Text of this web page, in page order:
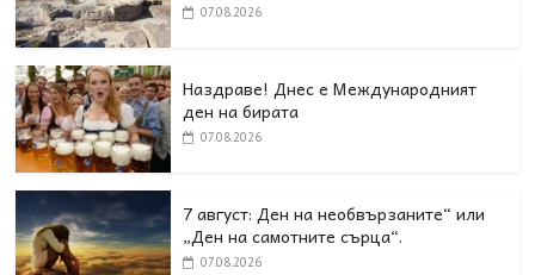
07.08.2026
Наздраве! Днес е Международният
ден на бирата
07.08.2026
7 август: Ден на необвързаните“ или
„Ден на самотните сърца“.
07.08.2026